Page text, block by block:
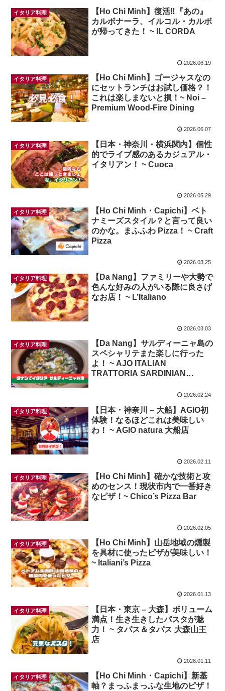
イタリア料理
【Ho Chi Minh】復活‼️『あの』
カルボナーラ、イルコル・カルボ
が帰ってきた！ ~ IL CORDA
2026.06.19
イタリア料理
【Ho Chi Minh】ゴージャスなの
にセットランチはお試し価格？！
これは楽しまないと損！~ Noi –
Premium Wood-Fire Dining
2026.06.07
イタリア料理
【日本・神奈川・横浜関内】個性
的でライブ感のあるカジュアル・
イタリアン！ ~ Cuoca
2026.05.29
イタリア料理
【Ho Chi Minh・Capichi】ベト
ナミーズスタイル？と言って良い
のかな。まふふわ Pizza！ ~ Craft
Pizza
2026.03.25
イタリア料理
【Da Nang】ファミリーや大勢で
色んな好みの人がいる際に良さげ
なお店！ ~ L’Italiano
2026.03.03
イタリア料理
【Da Nang】サルディーニャ島の
スペシャリテまた楽しに行った
よ！ ~ AJO ITALIAN
TRATTORIA SARDINIAN
2026.02.24
イタリア料理
【日本・神奈川 – 大船】AGIO初
体験！なるほどこれは美味しい
わ！ ~ AGIO natura 大船店
2026.02.11
イタリア料理
【Ho Chi Minh】確かな技術と攻
めのセンス！現状市内で一番好き
なピザ！~ Chico’s Pizza Bar
2026.02.05
イタリア料理
【Ho Chi Minh】山岳地域の燻製
を具材に使ったピザが美味しい！
~ Italiani’s Pizza
2026.01.13
イタリア料理
【日本・東京 – 大森】ボリューム
満点！生き生きしたパスタが魅
力！ ~ タパス＆タパス 大森山王
店
2026.01.11
イタリア料理
【Ho Chi Minh・Capichi】新基
軸？まっふまっふな生地のピザ！